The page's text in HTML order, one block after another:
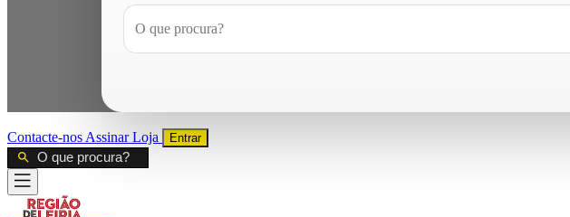
Contacte-nos AssinarLoja Entrar